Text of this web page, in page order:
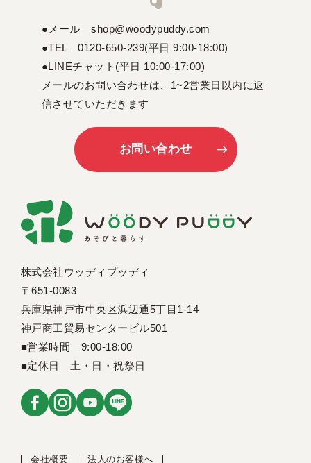
株式会社ウッディプッディ
〒651-0083
兵庫県神戸市中央区浜辺通5丁目1-14
神戸商工貿易センタービル501
■営業時間 9:00-18:00
■定休日 土・日・祝祭日
●メール shop@woodypuddy.com
●TEL 0120-650-239(平日 9:00-18:00)
●LINEチャット(平日 10:00-17:00)
メールのお問い合わせは、1~2営業日以内に返
信させていただきます
お問い合わせ
会社概要 法人のお客様へ